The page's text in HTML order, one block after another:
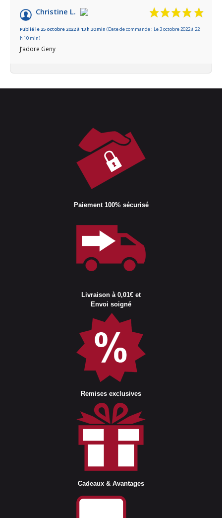
Christine L.
Publié le 25 octobre 2022 à 13 h 30 min (Date de commande : Le 3 octobre 2022 à 22
h 10 min)
J’adore Geny
Paiement 100% sécurisé
Livraison à 0,01€ et
Envoi soigné
Remises exclusives
Cadeaux & Avantages